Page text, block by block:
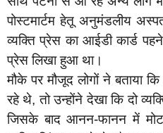
पोस्टमार्टम हेतू अनुमंडलीय
व्यक्ति प्रेस का आईडी कार्ड
प्रेस लिखा हुआ था।
मौके पर मौजूद लोगों ने बताया
रहे थे, तो उन्होंने देखा कि दो
जिसके बाद आनन-फानन में